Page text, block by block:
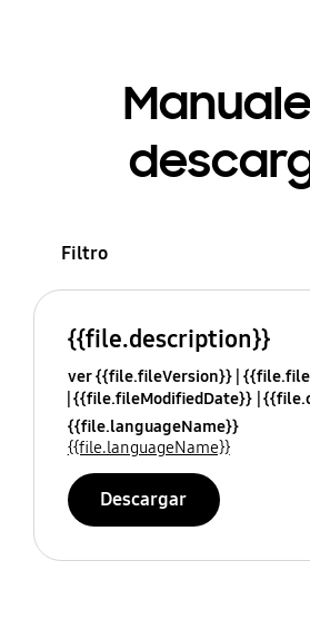
Filtro
{{file.description}}
ver {{file.fileVersion}}
{{file.fileModifiedDate}}
{{file.languageName}}
{{file.languageName}}
Descargar